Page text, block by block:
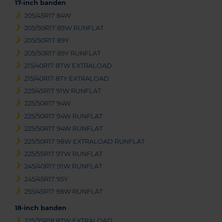
17-inch banden
205/45R17 84W
205/50R17 89W RUNFLAT
205/50R17 89Y
205/50R17 89Y RUNFLAT
215/40R17 87W EXTRALOAD
215/40R17 87Y EXTRALOAD
225/45R17 91W RUNFLAT
225/50R17 94W
225/50R17 94W RUNFLAT
225/50R17 94W RUNFLAT
225/50R17 98W EXTRALOAD RUNFLAT
225/55R17 97W RUNFLAT
245/40R17 91W RUNFLAT
245/45R17 95Y
255/45R17 98W RUNFLAT
18-inch banden